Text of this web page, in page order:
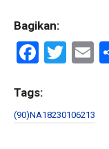
Bagikan:
F
ce
b
T
er
E
Tags:
(90)NA18230106213